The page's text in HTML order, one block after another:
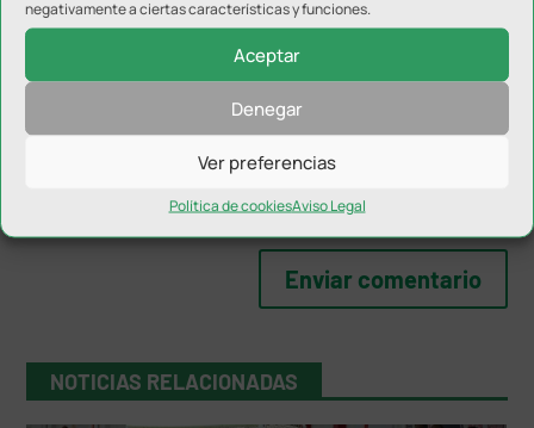
negativamente a ciertas características y funciones.
Aceptar
Denegar
Ver preferencias
Política de cookiesAviso Legal
NOTICIAS RELACIONADAS